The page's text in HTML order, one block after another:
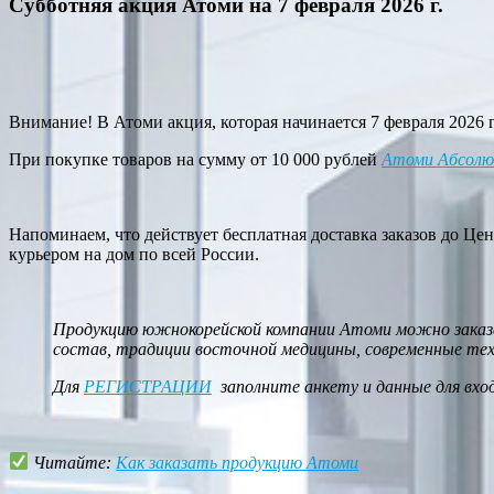
Субботняя акция Атоми на 7 февраля 2026 г.
Внимание! В Атоми акция, которая начинается 7 февраля 2026
При покупке товаров на сумму от 10 000 рублейАтоми
Напоминаем, что действует бесплатная доставка заказов до
курьером на дом по всей России.
Продукцию южнокорейской компании Атоми можно
состав, традиции восточной медицины, современные
Для РЕГИСТРАЦИИзаполните анкету и данные для
Читайте: Как заказать продукцию Атоми